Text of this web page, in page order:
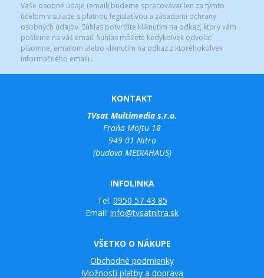
Vaše osobné údaje (email) budeme spracovávať len za týmto
účelom v súlade s platnou legislatívou a zásadami ochrany
osobných údajov. Súhlas potvrdíte kliknutím na odkaz, ktorý vám
pošleme na váš email. Súhlas môžete kedykoľvek odvolať
písomne, emailom alebo kliknutím na odkaz z ktoréhokoľvek
informačného emailu.
KONTAKT
TVsat Multimedia s.r.o.
Fraňa Mojtu 18
949 01 Nitra
(budova MEDIAHAUS)
INFOLINKA
Tel: 0950 57 43 85
Email: info@tvsatnitra.sk
VŠETKO O NÁKUPE
Obchodné podmienky
Možnosti platby a doprava